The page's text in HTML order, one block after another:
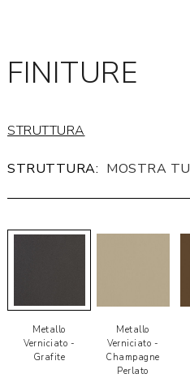
FINITURE
STRUTTURA
STRUTTURA:
Metallo
Verniciato -
Grafite
Metallo
Verniciato -
Champagne
Perlato